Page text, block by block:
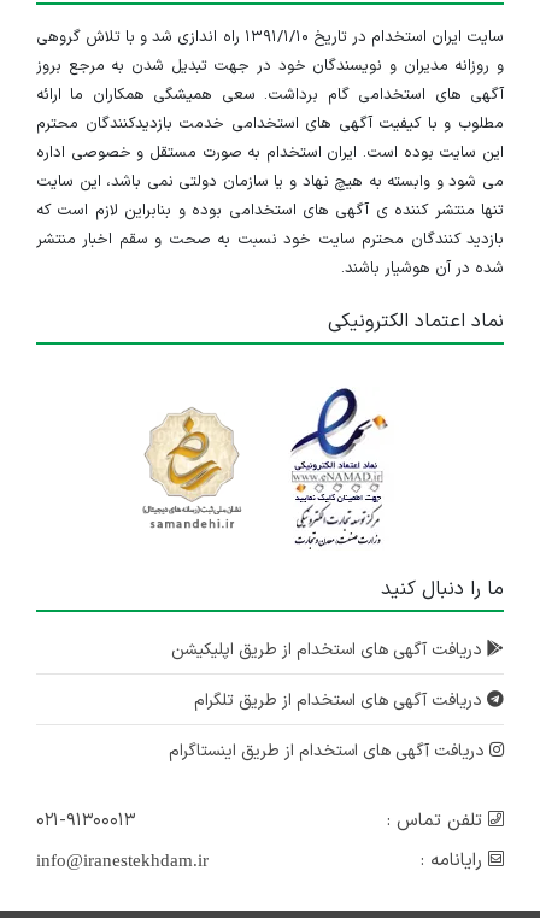
سایت ایران استخدام در تاریخ ۱۳۹۱/۱/۱۰ راه اندازی شد و با تلاش گروهی
و روزانه مدیران و نویسندگان خود در جهت تبدیل شدن به مرجع بروز
آگهی های استخدامی گام برداشت. سعی همیشگی همکاران ما ارائه
مطلوب و با کیفیت آگهی های استخدامی خدمت بازدیدکنندگان محترم
این سایت بوده است. ایران استخدام به صورت مستقل و خصوصی اداره
می شود و وابسته به هیچ نهاد و یا سازمان دولتی نمی باشد، این سایت
تنها منتشر کننده ی آگهی های استخدامی بوده و بنابراین لازم است که
بازدید کنندگان محترم سایت خود نسبت به صحت و سقم اخبار منتشر
شده در آن هوشیار باشند.
نماد اعتماد الکترونیکی
ما را دنبال کنید
دریافت آگهی های استخدام از طریق اپلیکیشن
دریافت آگهی های استخدام از طریق تلگرام
دریافت آگهی های استخدام از طریق اینستاگرام
تلفن تماس :
۰۲۱-۹۱۳۰۰۰۱۳
رایانامه :
info@iranestekhdam.ir